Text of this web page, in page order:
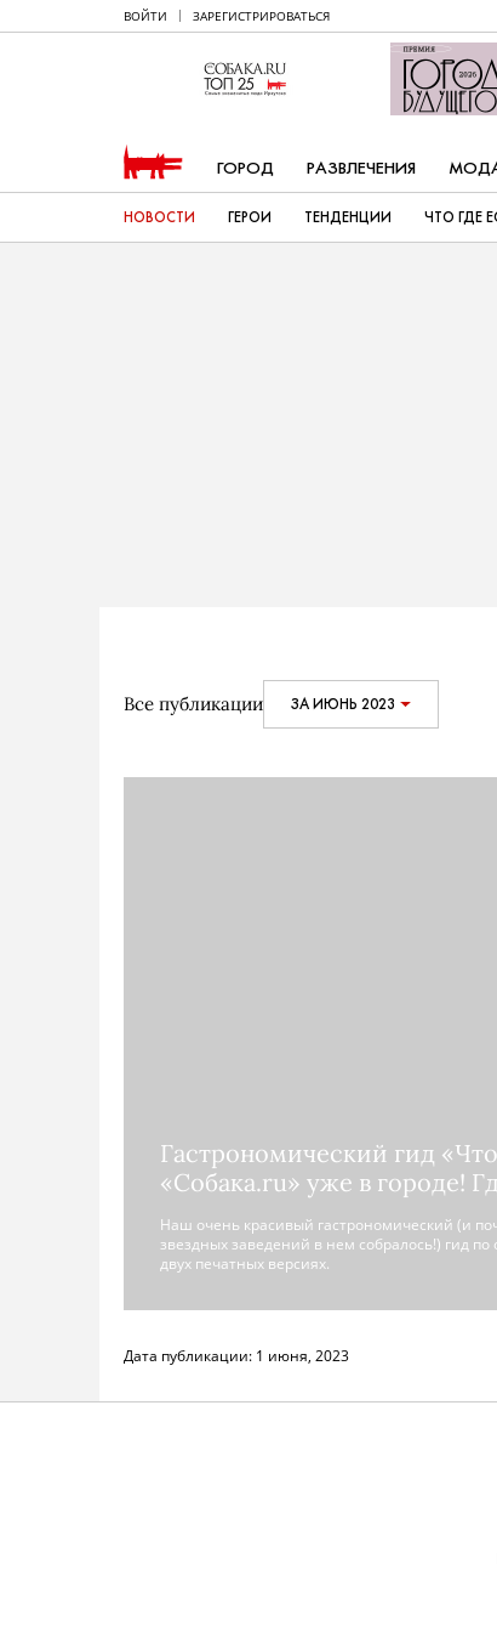
ВОЙТИ ЗАРЕГИСТРИРОВАТЬСЯ
ГОРОД РАЗВЛЕЧЕНИЯ
НОВОСТИ ГЕРОИ ТЕНДЕНЦИИ ЧТО ГДЕ
Все публикации ЗА ИЮНЬ 2023
Гастрономический гид
«Собака.ru» уже в городе!
Наш очень красивый гастрономический (и
звездных заведений в нем собралось!) гид
двух печатных версиях.
Дата публикации: 1 июня, 2023